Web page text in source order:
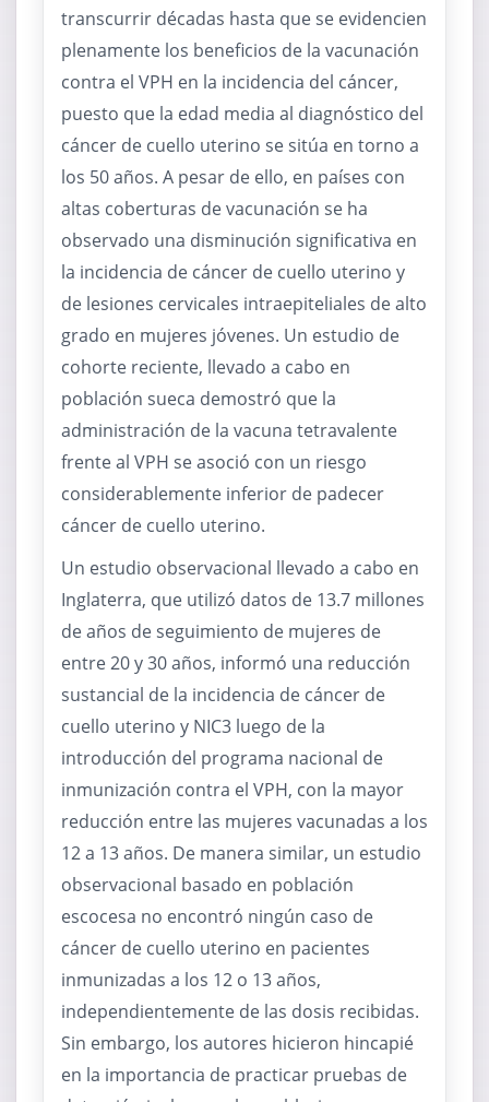
transcurrir décadas hasta que se evidencien
plenamente los beneficios de la vacunación
contra el VPH en la incidencia del cáncer,
puesto que la edad media al diagnóstico del
cáncer de cuello uterino se sitúa en torno a
los 50 años. A pesar de ello, en países con
altas coberturas de vacunación se ha
observado una disminución significativa en
la incidencia de cáncer de cuello uterino y
de lesiones cervicales intraepiteliales de alto
grado en mujeres jóvenes. Un estudio de
cohorte reciente, llevado a cabo en
población sueca demostró que la
administración de la vacuna tetravalente
frente al VPH se asoció con un riesgo
considerablemente inferior de padecer
cáncer de cuello uterino.
Un estudio observacional llevado a cabo en
Inglaterra, que utilizó datos de 13.7 millones
de años de seguimiento de mujeres de
entre 20 y 30 años, informó una reducción
sustancial de la incidencia de cáncer de
cuello uterino y NIC3 luego de la
introducción del programa nacional de
inmunización contra el VPH, con la mayor
reducción entre las mujeres vacunadas a los
12 a 13 años. De manera similar, un estudio
observacional basado en población
escocesa no encontró ningún caso de
cáncer de cuello uterino en pacientes
inmunizadas a los 12 o 13 años,
independientemente de las dosis recibidas.
Sin embargo, los autores hicieron hincapié
en la importancia de practicar pruebas de